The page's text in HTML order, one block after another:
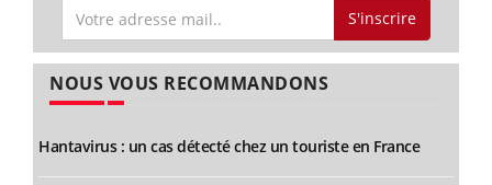
S'inscrire
NOUS VOUS RECOMMANDONS
Hantavirus : un cas détecté chez un touriste en France